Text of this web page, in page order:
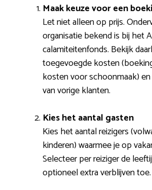
Maak keuze voor een
Let niet alleen op prijs.
organisatie bekend is bij het
calamiteitenfonds. Bekijk
toegevoegde kosten
kosten voor schoonmaak)
van vorige klanten.
Kies het aantal gasten
Kies het aantal reizigers
kinderen) waarmee je op
Selecteer per reiziger de
optioneel extra verblijven toe.